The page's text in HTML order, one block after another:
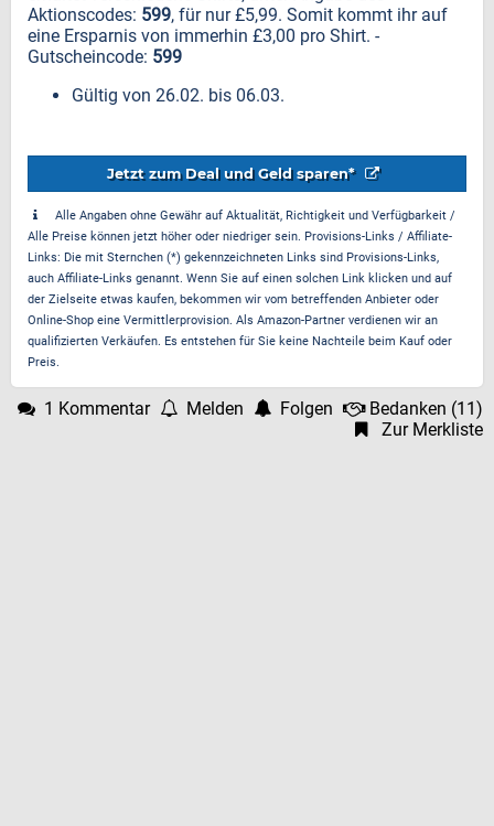
Aktionscodes: 599, für nur £5,99. Somit kommt ihr auf
eine Ersparnis von immerhin £3,00 pro Shirt. -
Gutscheincode: 599
Gültig von 26.02. bis 06.03.
Jetzt zum Deal und Geld sparen*
Alle Angaben ohne Gewähr auf Aktualität, Richtigkeit und Verfügbarkeit /
Alle Preise können jetzt höher oder niedriger sein. Provisions-Links / Affiliate-
Links: Die mit Sternchen (*) gekennzeichneten Links sind Provisions-Links,
auch Affiliate-Links genannt. Wenn Sie auf einen solchen Link klicken und auf
der Zielseite etwas kaufen, bekommen wir vom betreffenden Anbieter oder
Online-Shop eine Vermittlerprovision. Als Amazon-Partner verdienen wir an
qualifizierten Verkäufen. Es entstehen für Sie keine Nachteile beim Kauf oder
Preis.
1 Kommentar Melden Folgen Bedanken (11)
Zur Merkliste